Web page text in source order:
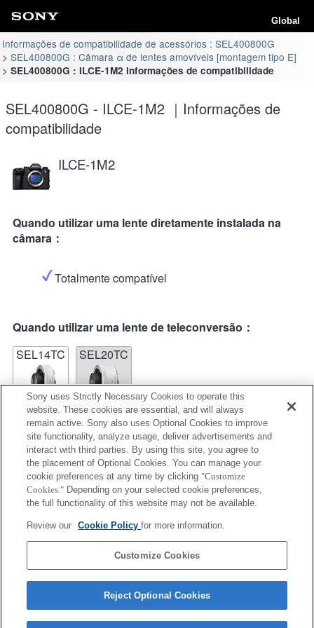
Global
Informações de compatibilidade de acessórios : SEL400800G
SEL400800G : Câmara α de lentes amovíveis [montagem tipo E]
SEL400800G : ILCE-1M2 Informações de compatibilidade
SEL400800G - ILCE-1M2 ｜Informações de
compatibilidade
ILCE-1M2
Quando utilizar uma lente diretamente instalada na
câmara：
Totalmente compatível
Quando utilizar uma lente de teleconversão：
SEL14TC
SEL20TC
SEL14TC
Totalmente compatível
Informações de compatibilidade de funções
Sony uses Strictly Necessary Cookies to operate this
website. These cookies are essential, and will always
remain active. Sony also uses Optional Cookies to improve
site functionality, analyze usage, deliver advertisements and
interact with third parties. By using this site, you agree to
the placement of Optional Cookies. You can manage your
cookie preferences at any time by clicking "Customize
Cookies." Depending on your selected cookie preferences,
the full functionality of this website may not be available.
Review our Cookie Policyfor more information.
Customize Cookies
Reject Optional Cookies